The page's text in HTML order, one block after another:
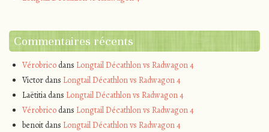
Commentaires récents
Vérobricodans Longtail Décathlon vs Radwagon 4
Victordans Longtail Décathlon vs Radwagon 4
Laëtitiadans Longtail Décathlon vs Radwagon 4
Vérobricodans Longtail Décathlon vs Radwagon 4
benoitdans Longtail Décathlon vs Radwagon 4